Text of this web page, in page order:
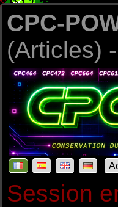
CPC-
(Articles) -
Session